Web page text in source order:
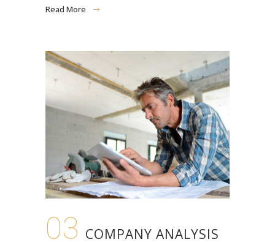
Read More
03 COMPANY ANALYSIS